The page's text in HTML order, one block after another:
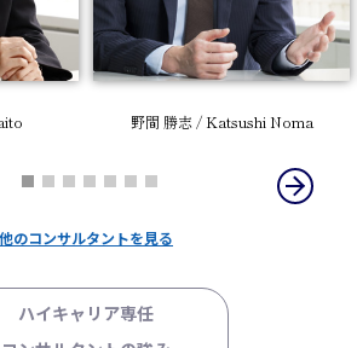
野間 勝志 / Katsushi Noma
他のコンサルタントを見る
ハイキャリア専任